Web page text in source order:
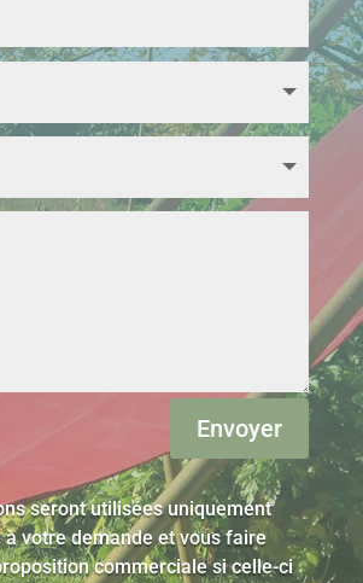
Envoyer
seront utilisées uniquement
votre demande et vous faire
commerciale si celle-ci